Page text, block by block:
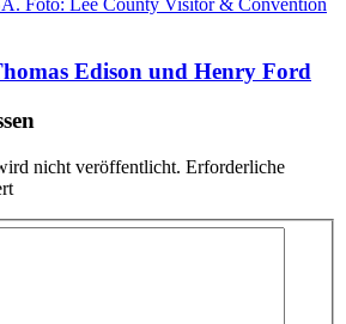
Edison und Henry Ford
nicht veröffentlicht. Erforderliche